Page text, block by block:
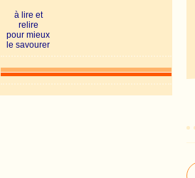
à lire et
relire
pour mieux
le savourer